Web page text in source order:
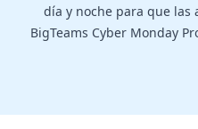
día y noche para que las
BigTeams Cyber Monday